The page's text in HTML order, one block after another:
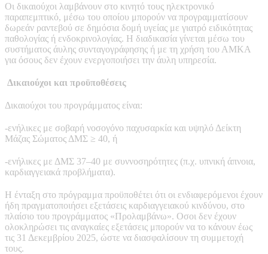
Οι δικαιούχοι λαμβάνουν στο κινητό τους ηλεκτρονικό
παραπεμπτικό, μέσω του οποίου μπορούν να προγραμματίσουν
δωρεάν ραντεβού σε δημόσια δομή υγείας με γιατρό ειδικότητας
παθολογίας ή ενδοκρινολογίας. Η διαδικασία γίνεται μέσω του
συστήματος άυλης συνταγογράφησης ή με τη χρήση του ΑΜΚΑ
για όσους δεν έχουν ενεργοποιήσει την άυλη υπηρεσία.
Δικαιούχοι και προϋποθέσεις
Δικαιούχοι του προγράμματος είναι:
-ενήλικες με σοβαρή νοσογόνο παχυσαρκία και υψηλό Δείκτη
Μάζας Σώματος ΔΜΣ ≥ 40, ή
-ενήλικες με ΔΜΣ 37–40 με συννοσηρότητες (π.χ. υπνική άπνοια,
καρδιαγγειακά προβλήματα).
Η ένταξη στο πρόγραμμα προϋποθέτει ότι οι ενδιαφερόμενοι έχουν
ήδη πραγματοποιήσει εξετάσεις καρδιαγγειακού κινδύνου, στο
πλαίσιο του προγράμματος «Προλαμβάνω». Οσοι δεν έχουν
ολοκληρώσει τις αναγκαίες εξετάσεις μπορούν να το κάνουν έως
τις 31 Δεκεμβρίου 2025, ώστε να διασφαλίσουν τη συμμετοχή
τους.